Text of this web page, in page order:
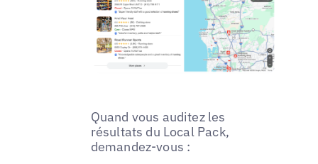
Quand vous auditez les
résultats du Local Pack,
demandez-vous :